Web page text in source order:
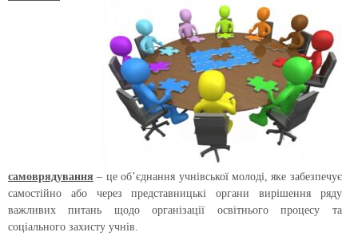
самоврядування – це об’єднання учнівської молоді, яке забезпечує
самостійно або через представницькі органи вирішення ряду
важливих питань щодо організації освітнього процесу та
соціального захисту учнів.